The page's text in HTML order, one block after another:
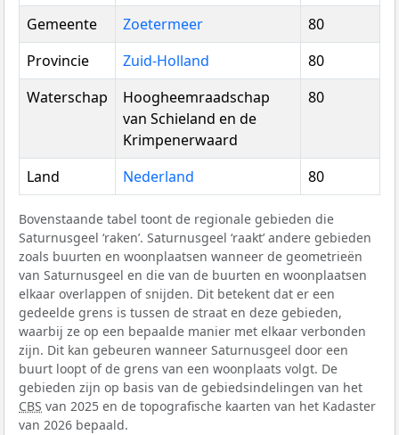
Gemeente
Zoetermeer
80
Provincie
Zuid-Holland
80
Waterschap
Hoogheemraadschap
van Schieland en de
Krimpenerwaard
80
Land Nederland 80
Bovenstaande tabel toont de regionale gebieden die
Saturnusgeel ‘raken’. Saturnusgeel ‘raakt’ andere gebieden
zoals buurten en woonplaatsen wanneer de geometrieën
van Saturnusgeel en die van de buurten en woonplaatsen
elkaar overlappen of snijden. Dit betekent dat er een
gedeelde grens is tussen de straat en deze gebieden,
waarbij ze op een bepaalde manier met elkaar verbonden
zijn. Dit kan gebeuren wanneer Saturnusgeel door een
buurt loopt of de grens van een woonplaats volgt. De
gebieden zijn op basis van de gebiedsindelingen van het
CBS van 2025 en de topografische kaarten van het Kadaster
van 2026 bepaald.